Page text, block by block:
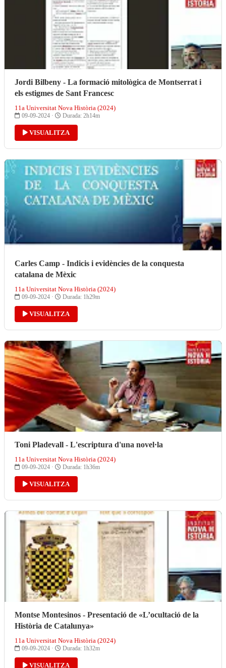
Jordi Bilbeny - La formació mitològica de Montserrat i
els estigmes de Sant Francesc
11a Universitat Nova Història (2024)
09-09-2024 · Durada: 2h14m
VISUALITZA
Carles Camp - Indicis i evidències de la conquesta
catalana de Mèxic
11a Universitat Nova Història (2024)
09-09-2024 · Durada: 1h29m
VISUALITZA
Toni Pladevall - L'escriptura d'una novel·la
11a Universitat Nova Història (2024)
09-09-2024 · Durada: 1h36m
VISUALITZA
Montse Montesinos - Presentació de «L’ocultació de la
Història de Catalunya»
11a Universitat Nova Història (2024)
09-09-2024 · Durada: 1h32m
VISUALITZA